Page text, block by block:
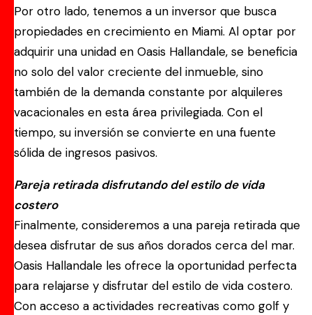
Por otro lado, tenemos a un inversor que busca
propiedades en crecimiento en Miami. Al optar por
adquirir una unidad en Oasis Hallandale, se beneficia
no solo del valor creciente del inmueble, sino
también de la demanda constante por alquileres
vacacionales en esta área privilegiada. Con el
tiempo, su inversión se convierte en una fuente
sólida de ingresos pasivos.
Pareja retirada disfrutando del estilo de vida
costero
Finalmente, consideremos a una pareja retirada que
desea disfrutar de sus años dorados cerca del mar.
Oasis Hallandale les ofrece la oportunidad perfecta
para relajarse y disfrutar del estilo de vida costero.
Con acceso a actividades recreativas como golf y